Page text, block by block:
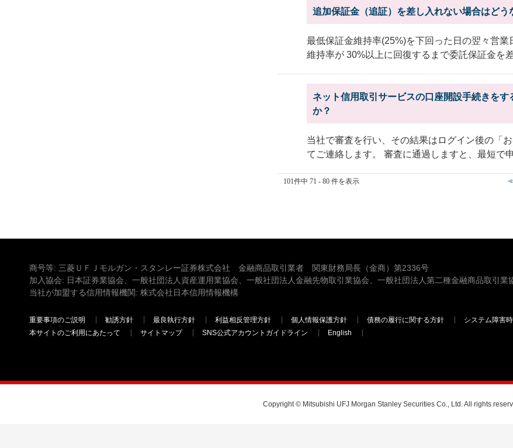
追加保証金（追証）を差し入れない場合はどう
最低保証金維持率(25%)を下回った日の翌々営
維持率が 30%以上に回復するまで委託保証金を
ネット信用取引サービスの口座開設手続きを
か？
当社で審査を行い、その結果はログイン後の「
てご連絡します。 審査に通過しますと、最短で
101件中 71 - 80 件を表示
商号等: 三菱ＵＦＪモルガン・スタンレー証券株式会社 金融商品取引業者 関東財務局長（金商）第2336号
加入協会: 日本証券業協会、一般社団法人資産運用業協会、一般社団法人金融先物取引業協会、一般社団法人第二種金融商品取引業
当社が加盟する信用情報機関: 株式会社日本信用情報機構
重要事項のご説明 勧誘方針 最良執行方針 利益相反管理方針 個人情報保護方針 債務の履行に関する方針 システム障害
本サイトのご利用にあたって
サイトマップ SNS公式アカウントガイドライン English
Copyright © Mitsubishi UFJ Morgan Stanley Securities Co., Ltd. All rights